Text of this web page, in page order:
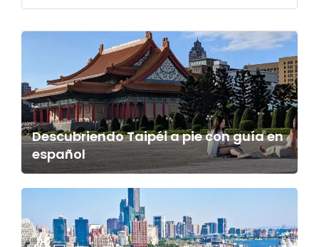
Descubriendo Taipéi a pie con guía en
español